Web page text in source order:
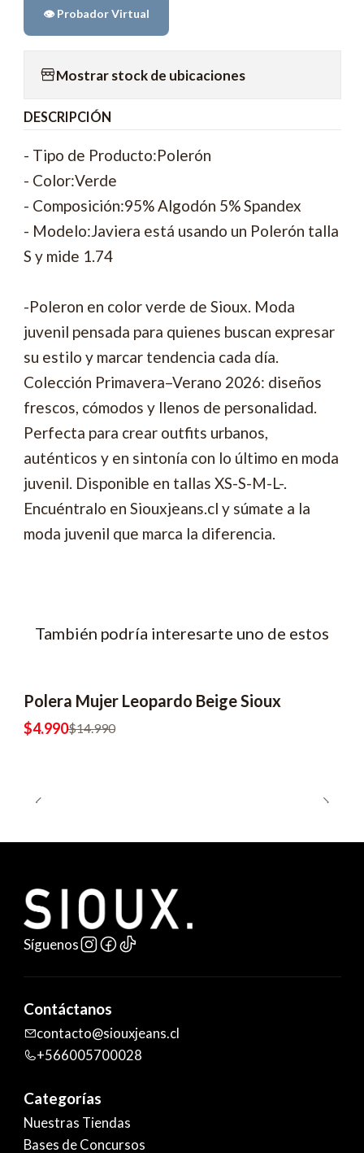
👁️ Probador Virtual
Mostrar stock de ubicaciones
DESCRIPCIÓN
- Tipo de Producto:Polerón
- Color:Verde
- Composición:95% Algodón 5% Spandex
- Modelo:Javiera está usando un Polerón talla
S y mide 1.74
-Poleron en color verde de Sioux. Moda
juvenil pensada para quienes buscan expresar
su estilo y marcar tendencia cada día.
Colección Primavera–Verano 2026: diseños
frescos, cómodos y llenos de personalidad.
Perfecta para crear outfits urbanos,
auténticos y en sintonía con lo último en moda
juvenil. Disponible en tallas XS-S-M-L-.
Encuéntralo en Siouxjeans.cl y súmate a la
moda juvenil que marca la diferencia.
También podría interesarte uno de estos
-67% OFF
2x6990
Polera Mujer Leopardo Beige Sioux
$4.990$14.990
Síguenos
Contáctanos
contacto@siouxjeans.cl
+566005700028
Categorías
Nuestras Tiendas
Bases de Concursos